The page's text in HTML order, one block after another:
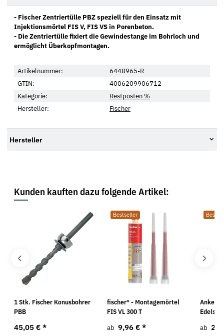
- Fischer Zentriertülle PBZ speziell für den Einsatz mit
Injektionsmörtel FIS V, FIS VS in Porenbeton.
- Die Zentriertülle fixiert die Gewindestange im Bohrloch und
ermöglicht Überkopfmontagen.
Artikelnummer:
6448965-R
GTIN:
4006209906712
Kategorie:
Restposten %
Hersteller:
Fischer
Hersteller
Kunden kauften dazu folgende Artikel:
1 Stk. Fischer Konusbohrer
PBB
45,05 € *
Bestseller
fischer® - Montagemörtel
FIS VL 300 T
ab 9,96 € *
ab